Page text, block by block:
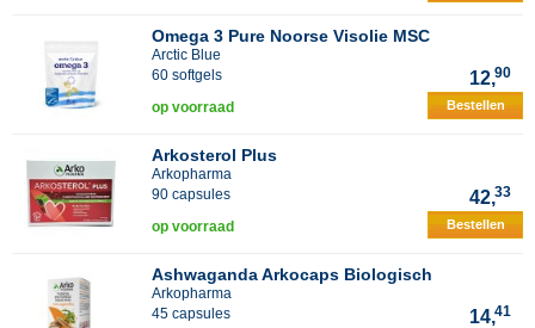
Omega 3 Pure Noorse Visolie MSC
Arctic Blue
60 softgels
12,90
op voorraad Bestellen
Arkosterol Plus
Arkopharma
90 capsules
42,33
op voorraad Bestellen
Ashwaganda Arkocaps Biologisch
Arkopharma
45 capsules
14,41